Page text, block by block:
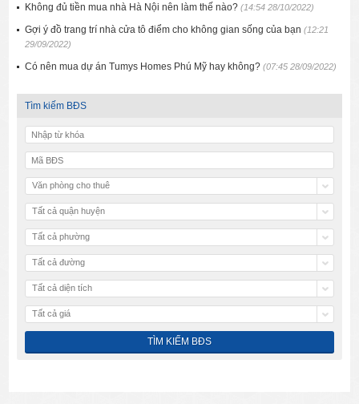
Không đủ tiền mua nhà Hà Nội nên làm thế nào?(14:54 28/10/2022)
Gợi ý đồ trang trí nhà cửa tô điểm cho không gian sống của bạn(12:21
29/09/2022)
Có nên mua dự án Tumys Homes Phú Mỹ hay không?(07:45 28/09/2022)
Tìm kiếm BĐS
Văn phòng cho thuê
Tất cả quận huyện
Tất cả phường
Tất cả đường
Tất cả diện tích
Tất cả giá